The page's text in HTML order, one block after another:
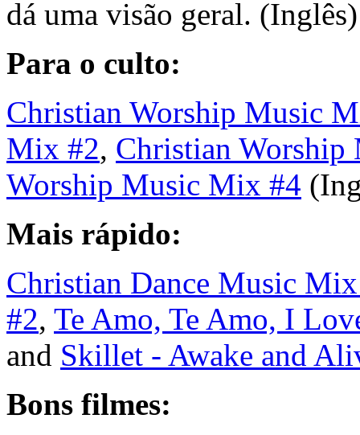
dá uma visão geral. (Inglês)
Para o culto:
Christian Worship Music
Mix #2, Christian
Worship Music Mix #4
Mais rápido:
Christian Dance Music
#2, Te Amo, Te Amo, I
and Skillet - Awake and
Bons filmes: